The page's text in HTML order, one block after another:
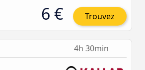
6 € Trouvez
4h 30min